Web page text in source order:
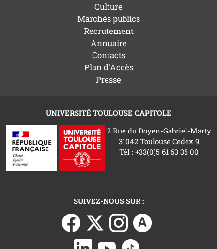
Culture
Marchés publics
Recrutement
Annuaire
Contacts
Plan d'Accès
Presse
UNIVERSITÉ TOULOUSE CAPITOLE
2 Rue du Doyen-Gabriel-Marty
31042 Toulouse Cedex 9
Tél : +33(0)5 61 63 35 00
SUIVEZ-NOUS SUR :